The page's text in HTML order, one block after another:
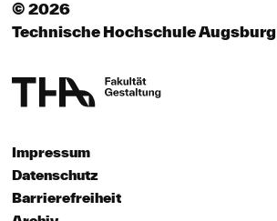
© 2026
Technische Hochschule Augsburg
Impressum
Datenschutz
Barrierefreiheit